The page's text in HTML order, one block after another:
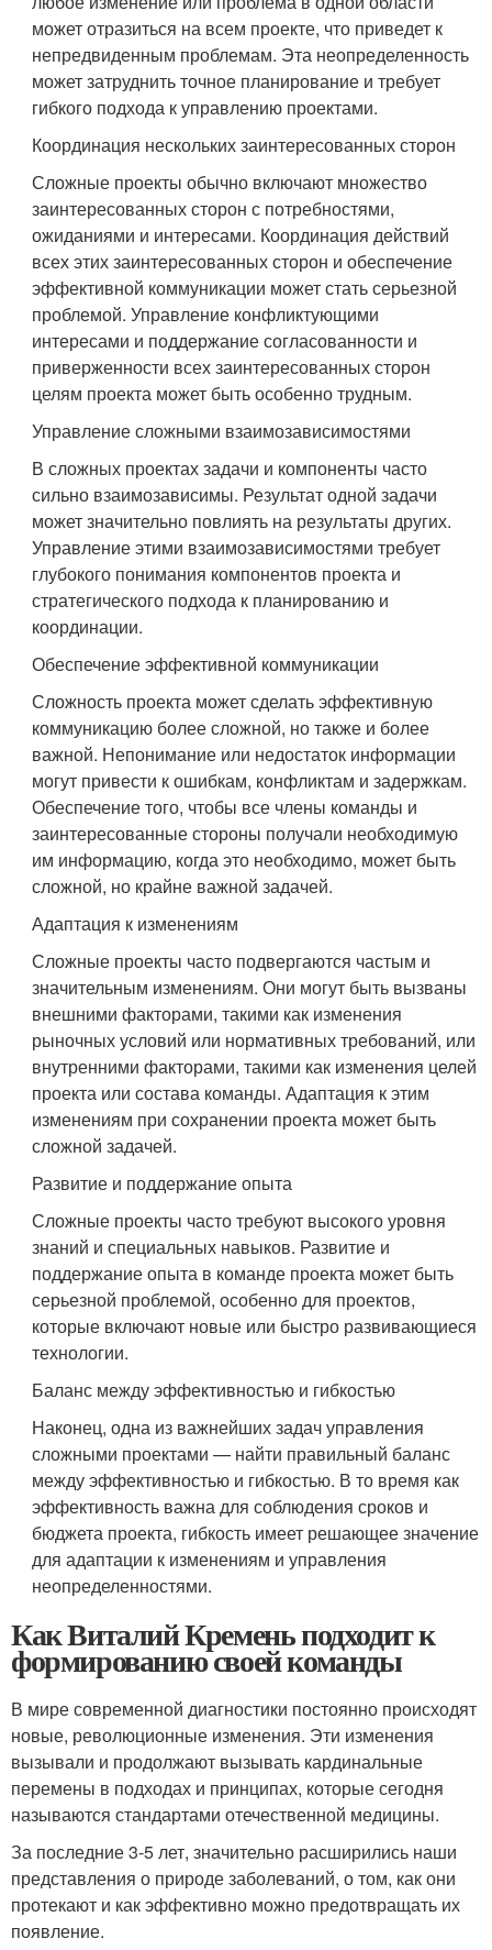
может отразиться на всем проекте, что приведет к
непредвиденным проблемам. Эта неопределенность
может затруднить точное планирование и требует
гибкого подхода к управлению проектами.
Координация нескольких заинтересованных сторон
Сложные проекты обычно включают множество
заинтересованных сторон с потребностями,
ожиданиями и интересами. Координация действий
всех этих заинтересованных сторон и обеспечение
эффективной коммуникации может стать серьезной
проблемой. Управление конфликтующими
интересами и поддержание согласованности и
приверженности всех заинтересованных сторон
целям проекта может быть особенно трудным.
Управление сложными взаимозависимостями
В сложных проектах задачи и компоненты часто
сильно взаимозависимы. Результат одной задачи
может значительно повлиять на результаты других.
Управление этими взаимозависимостями требует
глубокого понимания компонентов проекта и
стратегического подхода к планированию и
координации.
Обеспечение эффективной коммуникации
Сложность проекта может сделать эффективную
коммуникацию более сложной, но также и более
важной. Непонимание или недостаток информации
могут привести к ошибкам, конфликтам и задержкам.
Обеспечение того, чтобы все члены команды и
заинтересованные стороны получали необходимую
им информацию, когда это необходимо, может быть
сложной, но крайне важной задачей.
Адаптация к изменениям
Сложные проекты часто подвергаются частым и
значительным изменениям. Они могут быть вызваны
внешними факторами, такими как изменения
рыночных условий или нормативных требований, или
внутренними факторами, такими как изменения целей
проекта или состава команды. Адаптация к этим
изменениям при сохранении проекта может быть
сложной задачей.
Развитие и поддержание опыта
Сложные проекты часто требуют высокого уровня
знаний и специальных навыков. Развитие и
поддержание опыта в команде проекта может быть
серьезной проблемой, особенно для проектов,
которые включают новые или быстро развивающиеся
технологии.
Баланс между эффективностью и гибкостью
Наконец, одна из важнейших задач управления
сложными проектами — найти правильный баланс
между эффективностью и гибкостью. В то время как
эффективность важна для соблюдения сроков и
бюджета проекта, гибкость имеет решающее значение
для адаптации к изменениям и управления
неопределенностями.
Как Виталий Кремень подходит к
формированию своей команды
В мире современной диагностики постоянно происходят
новые, революционные изменения. Эти изменения
вызывали и продолжают вызывать кардинальные
перемены в подходах и принципах, которые сегодня
называются стандартами отечественной медицины.
За последние 3-5 лет, значительно расширились наши
представления о природе заболеваний, о том, как они
протекают и как эффективно можно предотвращать их
появление.